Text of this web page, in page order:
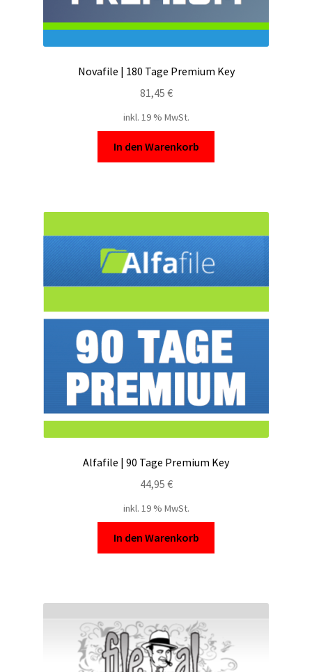
Novafile | 180 Tage Premium Key
81,45 €
inkl. 19 % MwSt.
In den Warenkorb
Alfafile | 90 Tage Premium Key
44,95 €
inkl. 19 % MwSt.
In den Warenkorb